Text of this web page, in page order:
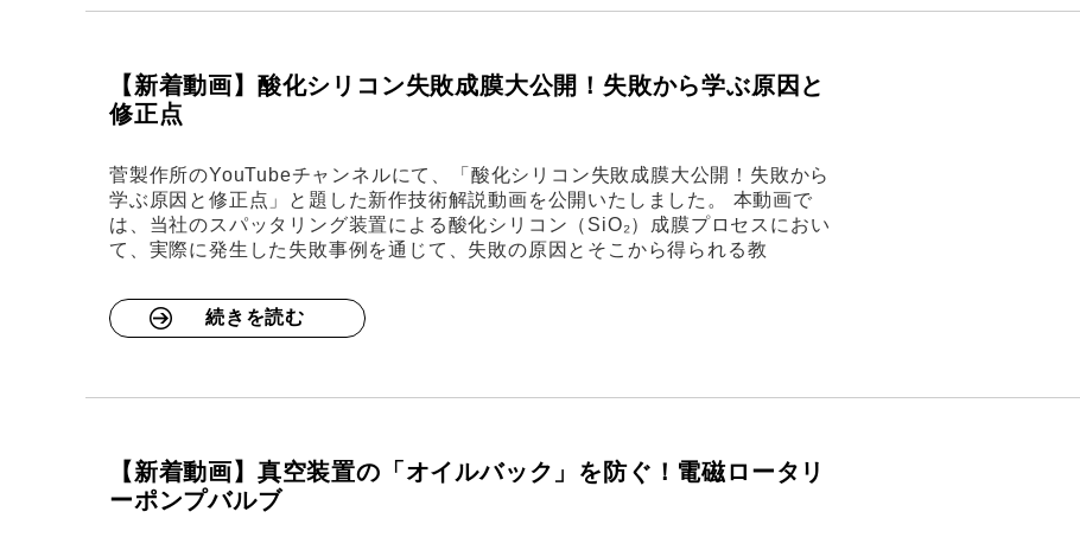
【新着動画】酸化シリコン失敗成膜大公開！失敗から学ぶ原因と
修正点
菅製作所のYouTubeチャンネルにて、「酸化シリコン失敗成膜大公開！失敗から
学ぶ原因と修正点」と題した新作技術解説動画を公開いたしました。 本動画で
は、当社のスパッタリング装置による酸化シリコン（SiO₂）成膜プロセスにおい
て、実際に発生した失敗事例を通じて、失敗の原因とそこから得られる教
続きを読む
【新着動画】真空装置の「オイルバック」を防ぐ！電磁ロータリ
ーポンプバルブ